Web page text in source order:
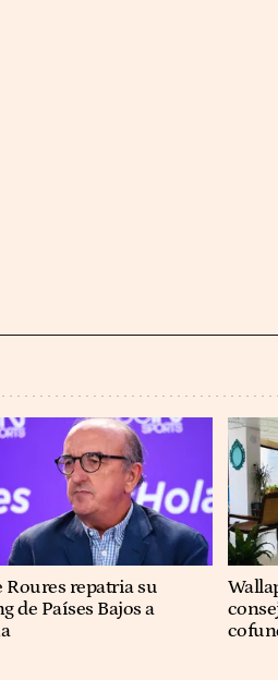
Roures repatria su
de Países Bajos a